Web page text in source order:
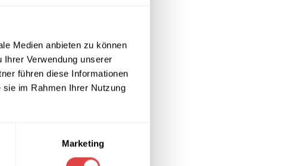
Medien anbieten zu können
Verwendung unserer
führen diese Informationen
im Rahmen Ihrer Nutzung
Marketing
Stühle lassen
der Terrasse